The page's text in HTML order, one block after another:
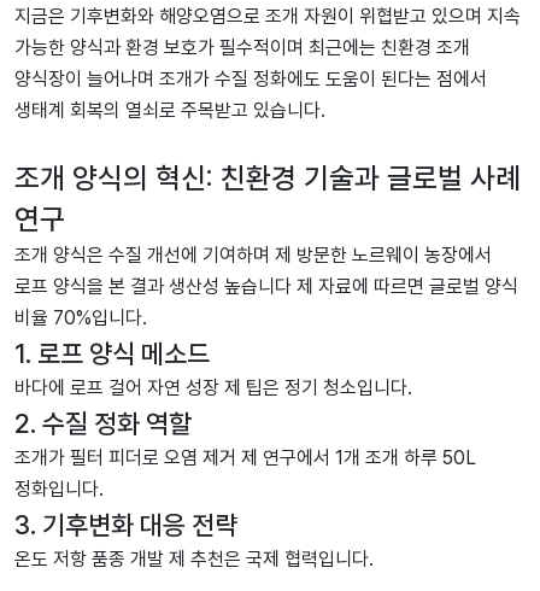
지금은 기후변화와 해양오염으로 조개 자원이 위협받고 있으며 지속
가능한 양식과 환경 보호가 필수적이며 최근에는 친환경 조개
양식장이 늘어나며 조개가 수질 정화에도 도움이 된다는 점에서
생태계 회복의 열쇠로 주목받고 있습니다.
조개 양식의 혁신: 친환경 기술과 글로벌 사례
연구
조개 양식은 수질 개선에 기여하며 제 방문한 노르웨이 농장에서
로프 양식을 본 결과 생산성 높습니다 제 자료에 따르면 글로벌 양식
비율 70%입니다.
1. 로프 양식 메소드
바다에 로프 걸어 자연 성장 제 팁은 정기 청소입니다.
2. 수질 정화 역할
조개가 필터 피더로 오염 제거 제 연구에서 1개 조개 하루 50L
정화입니다.
3. 기후변화 대응 전략
온도 저항 품종 개발 제 추천은 국제 협력입니다.